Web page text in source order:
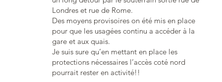
Londres et rue de Rome.
Des moyens provisoires on été mis en place
pour que les usagées continu a accéder à la
gare et aux quais.
Je suis sure qu’en mettant en place les
protections nécessaires l’accès coté nord
pourrait rester en activité!!